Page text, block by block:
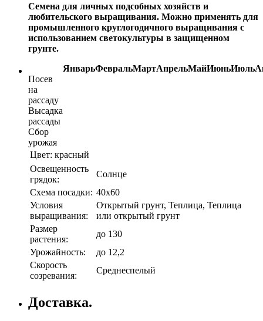
Семена для личных подсобных хозяйств и
любительского выращивания. Можно применять для
промышленного круглогодичного выращивания с
использованием светокультуры в защищенном
грунте.
ЯнварьФевральМартАпрельМайИюньИюль
Посев
на
рассаду
Высадка
рассады
Сбор
урожая
Цвет: красный
Освещенность
грядок:
Солнце
Схема посадки: 40х60
Условия
выращивания:
Открытый грунт, Теплица, Теплица
или открытый грунт
Размер
растения:
до 130
Урожайность:
до 12,2
Скорость
созревания:
Среднеспелый
Доставка.